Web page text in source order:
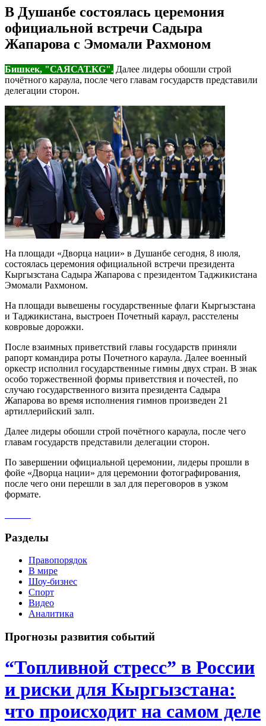
В Душанбе состоялась церемония
официальной встречи Садыра
Жапарова с Эмомали Рахмоном
Бишкек, "САЯСАТ.KG". Далее лидеры обошли строй
почётного караула, после чего главам государств представили
делегации сторон.
На площади «Дворца нации» в Душанбе сегодня, 8 июля,
состоялась церемония официальной встречи президента
Кыргызстана Садыра Жапарова с президентом Таджикистана
Эмомали Рахмоном.
На площади вывешены государственные флаги Кыргызстана
и Таджикистана, выстроен Почетный караул, расстелены
ковровые дорожки.
После взаимных приветствий главы государств приняли
рапорт командира роты Почетного караула. Далее военный
оркестр исполнил государственные гимны двух стран. В знак
особо торжественной формы приветствия и почестей, по
случаю государственного визита президента Садыра
Жапарова во время исполнения гимнов произведен 21
артиллерийский залп.
Далее лидеры обошли строй почётного караула, после чего
главам государств представили делегации сторон.
По завершении официальной церемонии, лидеры прошли в
фойе «Дворца нации» для церемонии фотографирования,
после чего они перешли в зал для переговоров в узком
формате.
Разделы
Правопорядок
В мире
Шоу-бизнес
Спорт
Видео
Аналитика
Прогнозы развития событий
“Топливной стресс” в России
и риски для Кыргызстана:
что происходит на самом деле